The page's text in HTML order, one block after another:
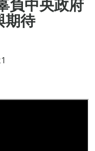
負中央政府
期待